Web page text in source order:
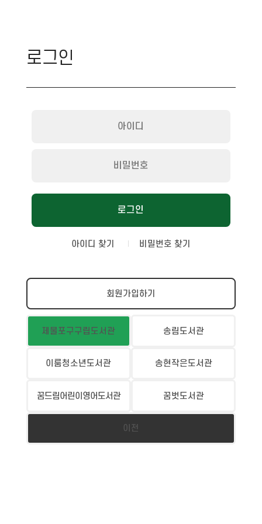
로그인
아이디 찾기 비밀번호 찾기
회원가입하기
제물포구구립도서관 송림도서관
이룸청소년도서관 송현작은도서관
꿈드림어린이영어도서관 꿈벗도서관
이전